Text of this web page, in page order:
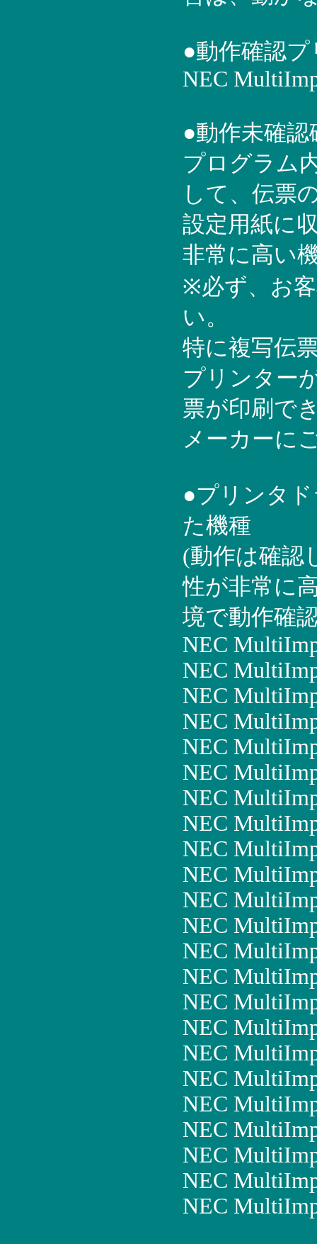
●動作確認
NEC
●動作未確
プログラム
して、伝票
設定用紙に
非常に高い
※必ず、お
い。
特に複写伝
プリンター
票が印刷で
メーカーに
●プリンタ
た機種
(動作は確認
性が非常に
境で動作確
NEC
NEC
NEC
NEC
NEC
NEC
NEC
NEC
NEC
NEC
NEC
NEC
NEC
NEC
NEC
NEC
NEC
NEC
NEC
NEC
NEC
NEC
NEC